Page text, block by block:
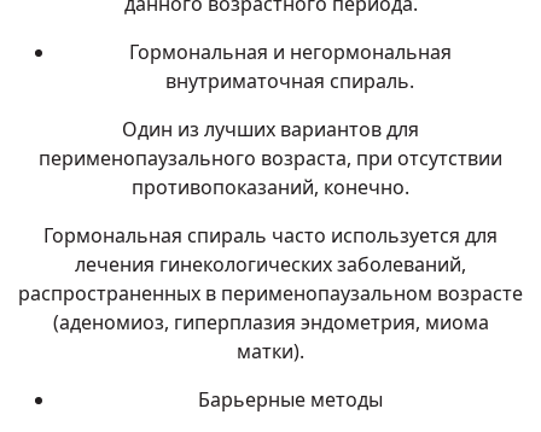
Гормональная и негормональная
внутриматочная спираль.
Один из лучших вариантов для
перименопаузального возраста, при отсутствии
противопоказаний, конечно.
Гормональная спираль часто используется для
лечения гинекологических заболеваний,
распространенных в перименопаузальном возрасте
(аденомиоз, гиперплазия эндометрия, миома
матки).
Барьерные методы